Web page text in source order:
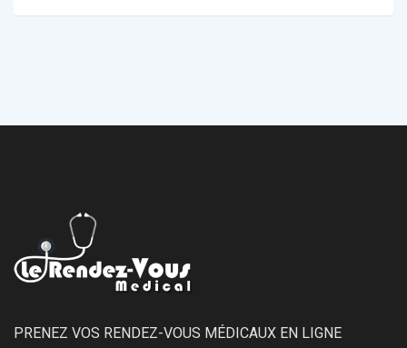
PRENEZ VOS RENDEZ-VOUS MÉDICAUX EN LIGNE